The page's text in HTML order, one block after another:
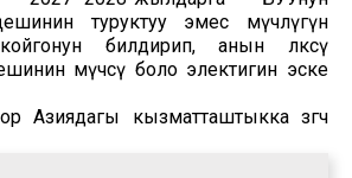
туруктуу эмес мүчөлүгүнө
билдирип, анын өлкөсү
мүчөсү боло электигин эске
Азиядагы кызматташтыкка өзгөчө